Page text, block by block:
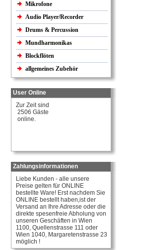
Mikrofone
Audio Player/Recorder
Drums & Percussion
Mundharmonikas
Blockflöten
allgemeines Zubehör
User Online
Zur Zeit sind
2506 Gäste
online.
Zahlungsinformationen
Liebe Kunden - alle unsere
Preise gelten für ONLINE
bestellte Ware! Erst nachdem Sie
ONLINE bestellt haben,ist der
Versand an Ihre Adresse oder die
direkte spesenfreie Abholung von
unseren Geschäften in Wien
1100, Quellenstrasse 111 oder
Wien 1040, Margaretenstrasse 23
möglich !